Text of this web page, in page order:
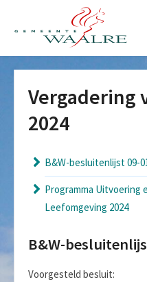
Vergadering
2024
B&W-besluitenlijst 09-
Programma Uitvoering
Leefomgeving 2024
B&W-
Voorgesteld besluit: